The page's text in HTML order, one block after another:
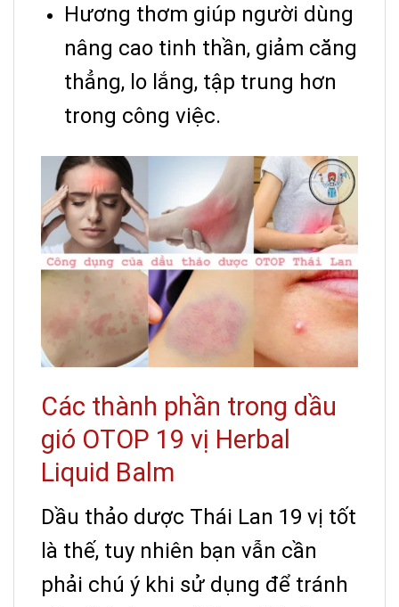
Hương thơm giúp người dùng
nâng cao tinh thần, giảm căng
thẳng, lo lắng, tập trung hơn
trong công việc.
Các thành phần trong dầu
gió OTOP 19 vị Herbal
Liquid Balm
Dầu thảo dược Thái Lan 19 vị tốt
là thế, tuy nhiên bạn vẫn cần
phải chú ý khi sử dụng để tránh